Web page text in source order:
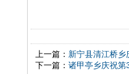
上一篇： 新宁县清江桥乡
下一篇： 诸甲亭乡庆祝第